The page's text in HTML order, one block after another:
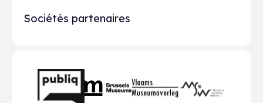
Sociétés partenaires
Partenaires